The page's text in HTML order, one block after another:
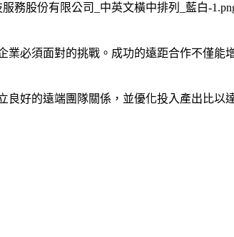
服務股份有限公司_中英文橫中排列_藍白-
必須面對的挑戰。成功的遠距合作不僅能
好的遠端團隊關係，並優化投入產出比以